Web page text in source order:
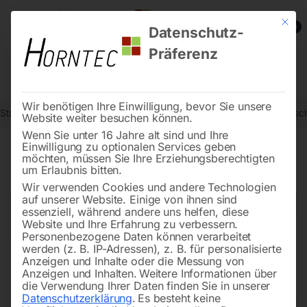
0
Start Metallbearbeitung Getriebe-Bohrmaschinen
Mit
Datenschutz-
Präferenz
Wir benötigen Ihre Einwilligung, bevor Sie unsere
Website weiter besuchen können.
Wenn Sie unter 16 Jahre alt sind und Ihre
Einwilligung zu optionalen Services geben
möchten, müssen Sie Ihre Erziehungsberechtigten
um Erlaubnis bitten.
Wir verwenden Cookies und andere Technologien
auf unserer Website. Einige von ihnen sind
essenziell, während andere uns helfen, diese
Website und Ihre Erfahrung zu verbessern.
Personenbezogene Daten können verarbeitet
werden (z. B. IP-Adressen), z. B. für personalisierte
Anzeigen und Inhalte oder die Messung von
Anzeigen und Inhalten. Weitere Informationen über
die Verwendung Ihrer Daten finden Sie in unserer
Datenschutzerklärung. Es besteht keine